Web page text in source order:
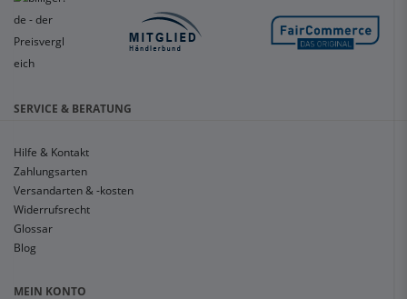
SERVICE & BERATUNG
Hilfe & Kontakt
Zahlungsarten
Versandarten & -kosten
Widerrufsrecht
Glossar
Blog
MEIN KONTO